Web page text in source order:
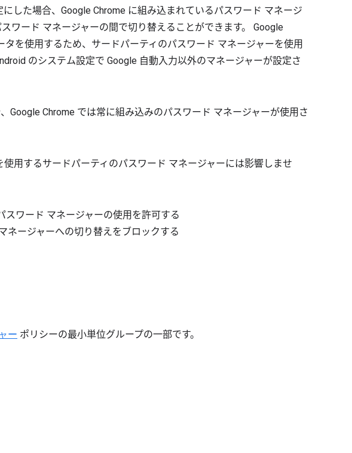
した場合、Google Chrome に組み込まれているパスワード マネージ
ワード マネージャーの間で切り替えることができます。 Google
タを使用するため、サードパーティのパスワード マネージャーを使用
のシステム設定で Google 自動入力以外のマネージャーが設定さ
Google Chrome では常に組み込みのパスワード マネージャーが使用さ
用するサードパーティのパスワード マネージャーには影響しませ
スワード マネージャーの使用を許可する
ネージャーへの切り替えをブロックする
ー ポリシーの最小単位グループの一部です。